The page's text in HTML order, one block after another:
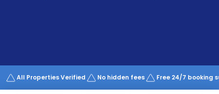
Works
All Properties Verified No hidden fees Free 24/7 booking